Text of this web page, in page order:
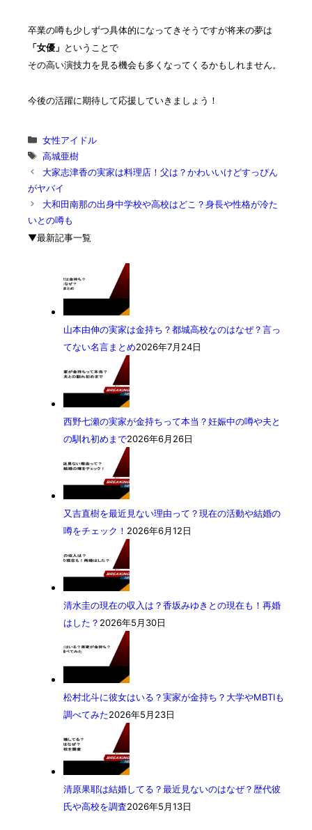
卒業の噂も少しずつ具体的になってきそうですが将来の夢は
「女優」 ということで
その高い演技力を見る機会も多くなってくるかもしれません。
今後の活躍に期待して応援していきましょう！
カ
テ
ゴ
リ
ー
女性アイドル
タ
グ
高城亜樹
大家志津香の実家は料理店！父は？かわいいけどすっぴん
がヤバイ
大和田南那の出身中学校や高校はどこ？身長や性格が冷た
いとの噂も
▼最新記事一覧
山本由伸の実家は金持ち？都城高校なのはなぜ？言っ
てない名言まとめ2026年7月24日
西野七瀬の実家が金持ちって本当？妊娠中の噂や夫と
の馴れ初めまで2026年6月26日
又吉直樹を最近見ない理由って？現在の活動や結婚の
噂をチェック！ 2026年6月12日
清水圭の現在の収入は？香坂みゆきとの現在も！再婚
はした？ 2026年5月30日
松村北斗に彼女はいる？実家が金持ち？大学やMBTIも
調べてみた2026年5月23日
清原果耶は結婚してる？最近見ないのはなぜ？歴代彼
氏や高校を調査2026年5月13日